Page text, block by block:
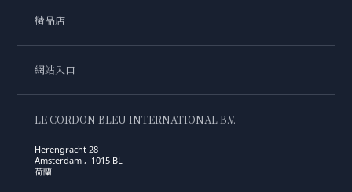
精品店
網站入口
LE CORDON BLEU INTERNATIONAL B.V.
Herengracht 28
Amsterdam , 1015 BL
荷蘭